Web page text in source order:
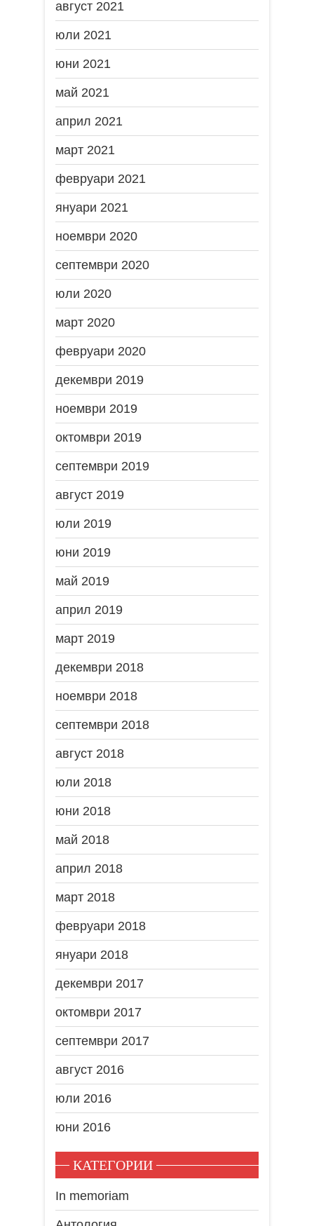
август 2021
юли 2021
юни 2021
май 2021
април 2021
март 2021
февруари 2021
януари 2021
ноември 2020
септември 2020
юли 2020
март 2020
февруари 2020
декември 2019
ноември 2019
октомври 2019
септември 2019
август 2019
юли 2019
юни 2019
май 2019
април 2019
март 2019
декември 2018
ноември 2018
септември 2018
август 2018
юли 2018
юни 2018
май 2018
април 2018
март 2018
февруари 2018
януари 2018
декември 2017
октомври 2017
септември 2017
август 2016
юли 2016
юни 2016
КАТЕГОРИИ
In memoriam